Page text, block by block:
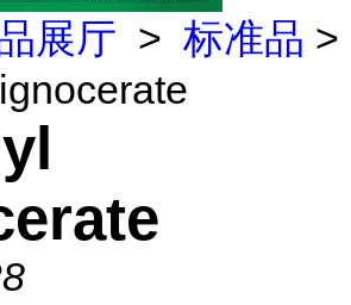
展厅 > 标准品 >